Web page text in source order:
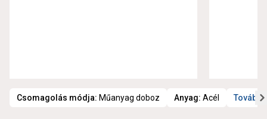
Csomagolás módja: Műanyag doboz Anyag: Acél